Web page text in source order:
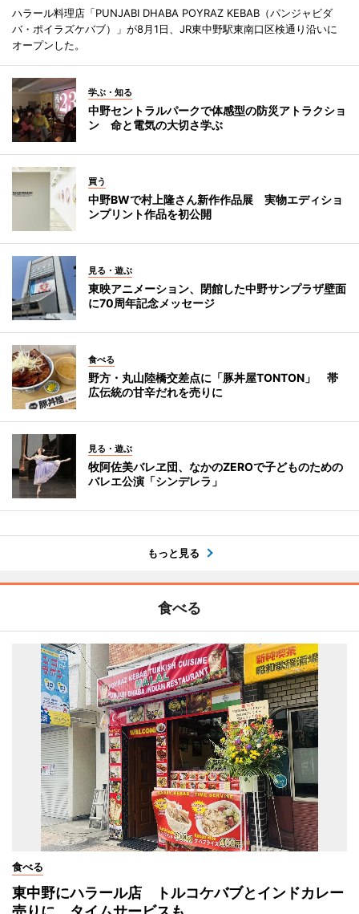
ハラール料理店「PUNJABI DHABA POYRAZ KEBAB（パンジャビダ
バ・ポイラズケバブ）」が8月1日、JR東中野駅東南口区検通り沿いに
オープンした。
学ぶ・知る
中野セントラルパークで体感型の防災アトラクショ
ン 命と電気の大切さ学ぶ
買う
中野BWで村上隆さん新作作品展 実物エディショ
ンプリント作品を初公開
見る・遊ぶ
東映アニメーション、閉館した中野サンプラザ壁面
に70周年記念メッセージ
食べる
野方・丸山陸橋交差点に「豚丼屋TONTON」 帯
広伝統の甘辛だれを売りに
見る・遊ぶ
牧阿佐美バレヱ団、なかのZEROで子どものための
バレエ公演「シンデレラ」
もっと見る
食べる
食べる
東中野にハラール店 トルコケバブとインドカレー